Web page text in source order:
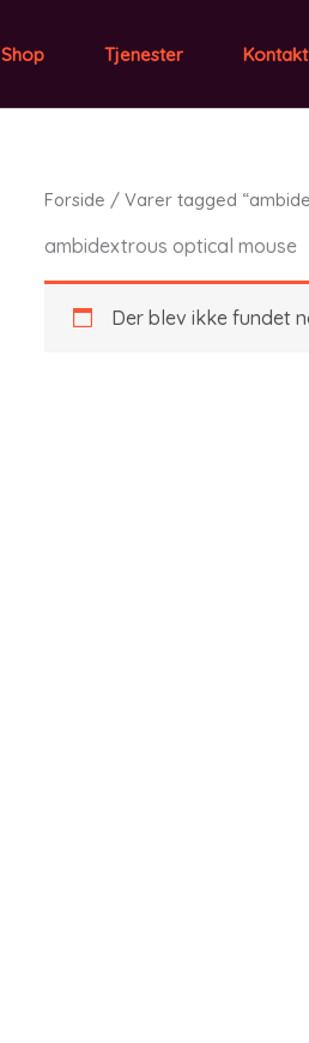
Shop Tjenester Kontakt
Forside / Varer tagged
ambidextrous optical mouse
Der blev ikke fundet